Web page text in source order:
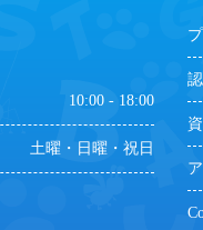
10:00 - 18:00
土曜・日曜・祝日